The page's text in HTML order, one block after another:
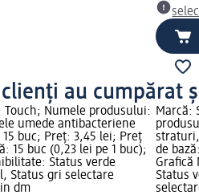
au cumpărat
Touch; Numele produsului:
umede antibacteriene
15 buc; Preț: 3,45 lei; Preț
15 buc (0,23 lei pe 1 buc);
Status verde
Status gri selectare
dm
Marcă:
de
Grafică
Status